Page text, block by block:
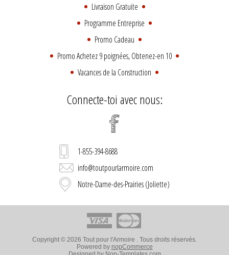
Livraison Gratuite
Programme Entreprise
Promo Cadeau
Promo Achetez 9 poignées, Obtenez-en 10
Vacances de la Construction
Connecte-toi avec nous:
1-855-394-8688
info@toutpourlarmoire.com
Notre-Dame-des-Prairies (Joliette)
Copyright © 2026 Tout pour l'Armoire . Tous droits réservés.
Powered by nopCommerce